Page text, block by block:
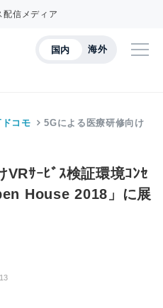
配信メディア
国内 海外
ドコモ 5Gによる医療研修向け
ｻｰﾋﾞｽ検証環境ｺﾝｾ
House 2018」に展